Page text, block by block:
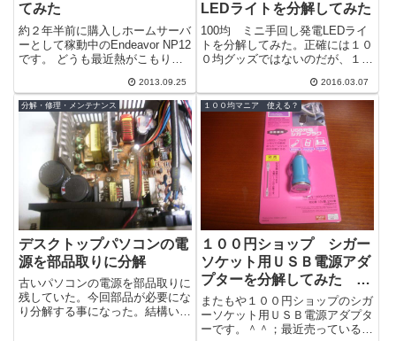
てみた
約２年半前に購入しホームサーバ
ーとして稼動中のEndeavor NP12
です。 どうも最近熱がこもりや
れている可能性が高いので分解...
2013.09.25
LEDライトを分解してみた
100均 ミニ手回し発電LEDライ
トを分解してみた。正確には１０
０均グッズではないのだが、１０
のとして扱います。ちなみにホー
ムセン...
2016.03.07
分解・修理・メンテナンス
デスクトップパソコンの電
源を部品取りに分解
古いパソコンの電源を部品取りに
残していた。今回部品が必要にな
り分解する事になった。結構いろ
１００均マニア 使える？
１００円ショップ シガー
ソケット用ＵＳＢ電源アダ
プターを分解してみた そ
の４
またもや１００円ショップのシガ
ーソケット用ＵＳＢ電源アダプタ
ーです。＾＾；最近売っているの